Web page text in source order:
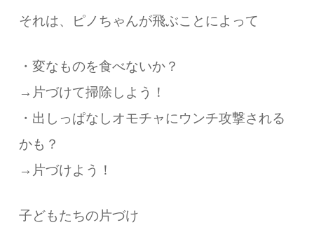
それは、ピノちゃんが飛ぶことによって
・変なものを食べないか？
→片づけて掃除しよう！
・出しっぱなしオモチャにウンチ攻撃される
かも？
→片づけよう！
子どもたちの片づけ